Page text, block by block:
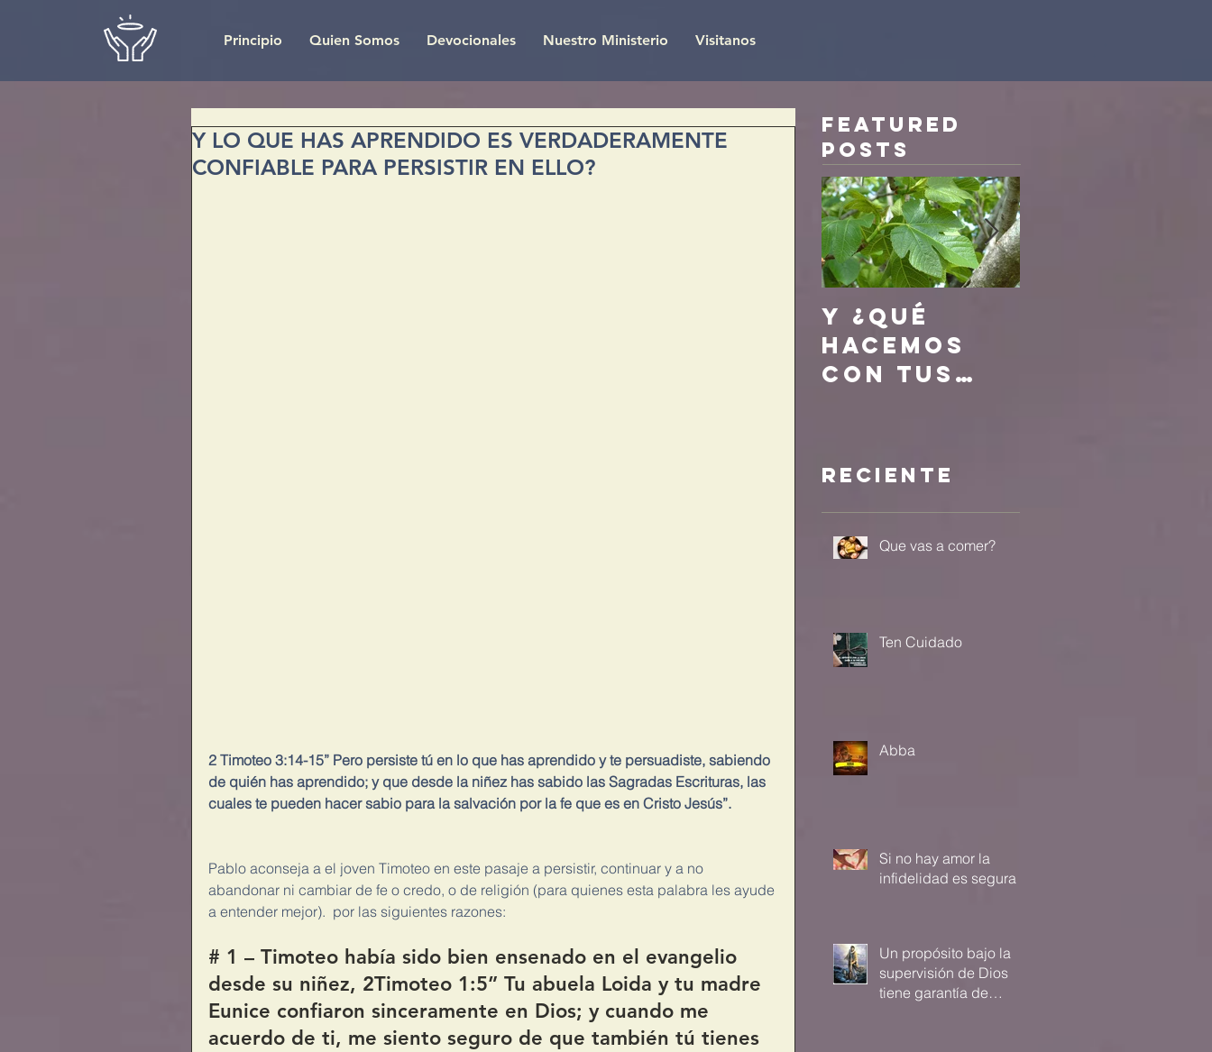
Principio Quien Somos Devocionales Nuestro Ministerio Visitanos
Y LO QUE HAS APRENDIDO ES VERDADERAMENTE
CONFIABLE PARA PERSISTIR EN ELLO?
2 Timoteo 3:14-15” Pero persiste tú en lo que has aprendido y te persuadiste, sabiendo
de quién has aprendido; y que desde la niñez has sabido las Sagradas Escrituras, las
cuales te pueden hacer sabio para la salvación por la fe que es en Cristo Jesús”.
Pablo aconseja a el joven Timoteo en este pasaje a persistir, continuar y a no
abandonar ni cambiar de fe o credo, o de religión (para quienes esta palabra les ayude
a entender mejor).  por las siguientes razones:
# 1 – Timoteo había sido bien ensenado en el evangelio
desde su niñez, 2Timoteo 1:5” Tu abuela Loida y tu madre
Eunice confiaron sinceramente en Dios; y cuando me
acuerdo de ti, me siento seguro de que también tú tienes
Featured
Posts
Y ¿qué
hacemos
con tus
Reciente
Que vas a comer?
Ten Cuidado
Abba
Si no hay amor la
infidelidad es segura
Un propósito bajo la
supervisión de Dios
tiene garantía de